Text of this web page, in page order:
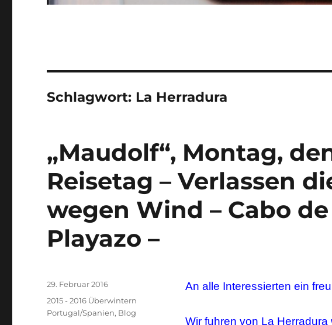
Schlagwort: La Herradura
„Maudolf“, Montag,
Reisetag – Verlassen
wegen Wind – Cabo de
Playazo –
An alle Interessierten ein
Wir fuhren von La Herradura
Veröffentlicht
am
29. Februar 2016
Kategorien
2015 - 2016 Überwintern
Portugal/Spanien, Blog